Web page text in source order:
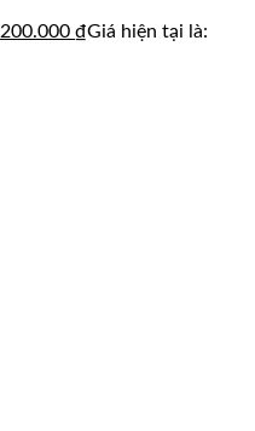
200.000 ₫Giá hiện tại là: